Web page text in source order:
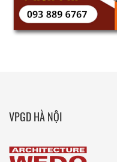
VPGD HÀ NỘI